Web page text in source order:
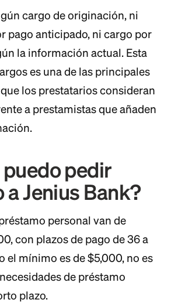
cargo de originación, ni
pago anticipado, ni cargo por
la información actual. Esta
es una de las principales
los prestatarios consideran
a prestamistas que añaden
pedir
a Jenius Bank?
personal van de
con plazos de pago de 36 a
el mínimo es de $5,000, no es
de préstamo
plazo.